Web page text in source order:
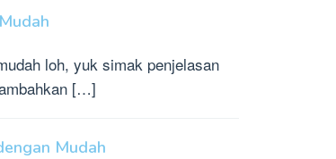
loh, yuk simak penjelasan
[…]
Mudah